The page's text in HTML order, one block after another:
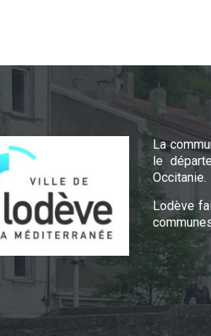
La
le
Occitanie.
Lodève